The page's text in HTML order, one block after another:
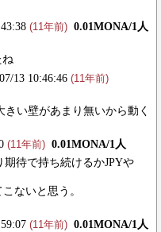
(11年前) 0.01MONA/1人
ね
13 10:46:46 (11年前)
い壁があまり無いから動く
(11年前) 0.01MONA/1人
待で持ち続けるかJPYや
ないと思う。
(11年前) 0.01MONA/1人